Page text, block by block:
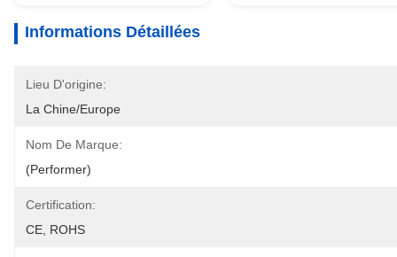
Informations Détaillées
Lieu D'origine:
La Chine/Europe
Nom De Marque:
(Performer)
Certification:
CE, ROHS